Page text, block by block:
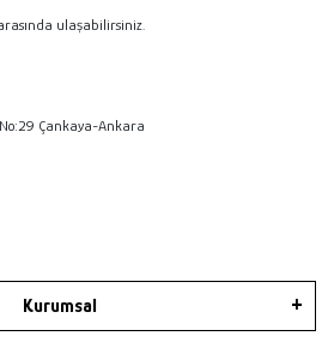
ulaşabilirsiniz.
Çankaya-Ankara
Kurumsal